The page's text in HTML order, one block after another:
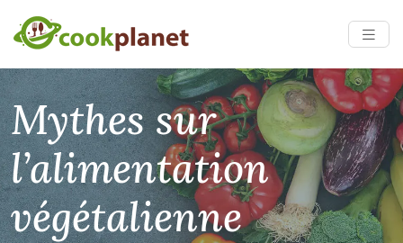
Mythes sur
l’alimentation
végétalienne